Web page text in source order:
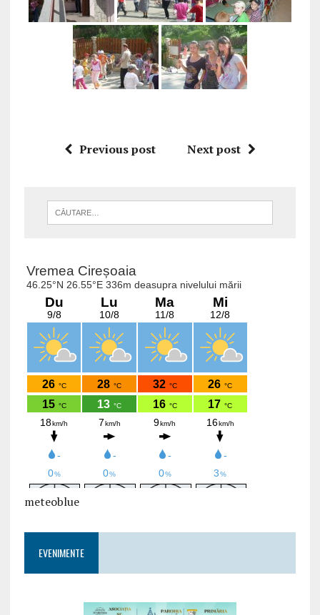
Previous post Next post
meteoblue
EVENIMENTE